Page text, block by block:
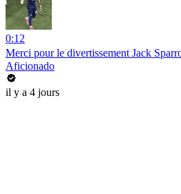
0:12
Merci pour le divertissement Jack
Aficionado
il y a 4 jours